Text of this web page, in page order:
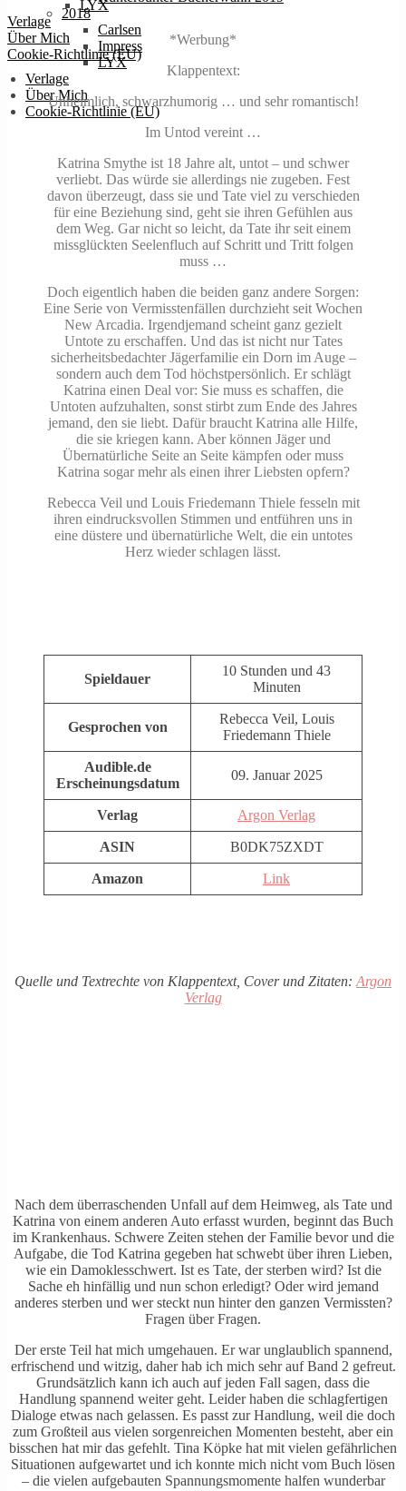
LYX
Verlage
Über Mich
Cookie-Richtlinie (EU)
2018
Carlsen
Impress
LYX
Verlage
Über Mich
Cookie-Richtlinie (EU)
*Werbung*
Klappentext:
Unheimlich, schwarzhumorig … und sehr romantisch!
Im Untod vereint …
Katrina Smythe ist 18 Jahre alt, untot – und schwer
verliebt. Das würde sie allerdings nie zugeben. Fest
davon überzeugt, dass sie und Tate viel zu verschieden
für eine Beziehung sind, geht sie ihren Gefühlen aus
dem Weg. Gar nicht so leicht, da Tate ihr seit einem
missglückten Seelenfluch auf Schritt und Tritt folgen
muss …
Doch eigentlich haben die beiden ganz andere Sorgen:
Eine Serie von Vermisstenfällen durchzieht seit Wochen
New Arcadia. Irgendjemand scheint ganz gezielt
Untote zu erschaffen. Und das ist nicht nur Tates
sicherheitsbedachter Jägerfamilie ein Dorn im Auge –
sondern auch dem Tod höchstpersönlich. Er schlägt
Katrina einen Deal vor: Sie muss es schaffen, die
Untoten aufzuhalten, sonst stirbt zum Ende des Jahres
jemand, den sie liebt. Dafür braucht Katrina alle Hilfe,
die sie kriegen kann. Aber können Jäger und
Übernatürliche Seite an Seite kämpfen oder muss
Katrina sogar mehr als einen ihrer Liebsten opfern?
Rebecca Veil und Louis Friedemann Thiele fesseln mit
ihren eindrucksvollen Stimmen und entführen uns in
eine düstere und übernatürliche Welt, die ein untotes
Herz wieder schlagen lässt.
Spieldauer
10 Stunden und 43
Minuten
Gesprochen von
Rebecca Veil, Louis
Friedemann Thiele
Audible.de
Erscheinungsdatum
09. Januar 2025
Verlag Argon Verlag
ASIN B0DK75ZXDT
Amazon Link
Quelle und Textrechte von Klappentext, Cover und Zitaten: Argon
Verlag
Nach dem überraschenden Unfall auf dem Heimweg, als Tate und
Katrina von einem anderen Auto erfasst wurden, beginnt das Buch
im Krankenhaus. Schwere Zeiten stehen der Familie bevor und die
Aufgabe, die Tod Katrina gegeben hat schwebt über ihren Lieben,
wie ein Damoklesschwert. Ist es Tate, der sterben wird? Ist die
Sache eh hinfällig und nun schon erledigt? Oder wird jemand
anderes sterben und wer steckt nun hinter den ganzen Vermissten?
Fragen über Fragen.
Der erste Teil hat mich umgehauen. Er war unglaublich spannend,
erfrischend und witzig, daher hab ich mich sehr auf Band 2 gefreut.
Grundsätzlich kann ich auch auf jeden Fall sagen, dass die
Handlung spannend weiter geht. Leider haben die schlagfertigen
Dialoge etwas nach gelassen. Es passt zur Handlung, weil die doch
zum Großteil aus vielen sorgenreichen Momenten besteht, aber ein
bisschen hat mir das gefehlt. Tina Köpke hat mit vielen gefährlichen
Situationen aufgewartet und ich konnte mich nicht vom Buch lösen
– die vielen aufgebauten Spannungsmomente halfen wunderbar